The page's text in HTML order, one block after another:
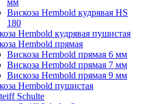
Вискоза Hembold кудрявая HS
180
Hembold кудрявая пушистая
Hembold прямая
Вискоза Hembold прямая 6 мм
Вискоза Hembold прямая 7 мм
Вискоза Hembold прямая 9 мм
Hembold пушистая
Schulte